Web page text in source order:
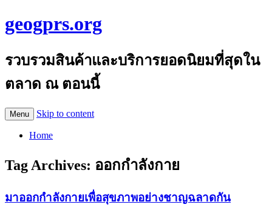
geogprs.org
รวบรวมสินค้าและบริการยอดนิยมที่สุดใน
ตลาด ณ ตอนนี้
Menu Skip to content
Home
Tag Archives: ออกกำลังกาย
มาออกกำลังกายเพื่อสุขภาพอย่างชาญฉลาดกัน